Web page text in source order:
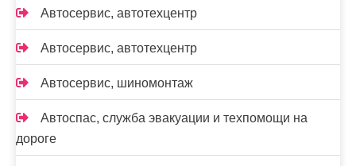
Автосервис, автотехцентр
Автосервис, автотехцентр
Автосервис, шиномонтаж
Автоспас, служба эвакуации и техпомощи на
дороге